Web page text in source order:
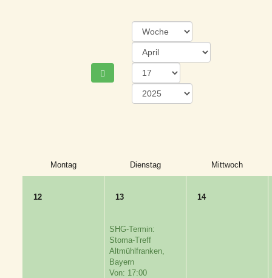
Montag Dienstag Mittwoch
12 13
SHG-Termin:
Stoma-Treff
Altmühlfranken,
Bayern
Von: 17:00
14